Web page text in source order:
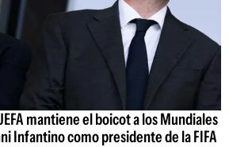
mantiene el boicot a los Mundiales
Infantino como presidente de la FIFA